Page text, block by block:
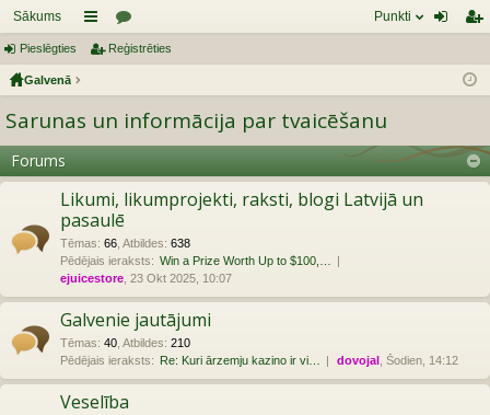
Sākums
aī
es
or
mi
Punkti
tie
s
ist
ie
s
Pieslēgties Reģistrēties
Galvenā
Sarunas un informācija par tvaicēšanu
Forums
Likumi, likumprojekti, raksti, blogi Latvijā un
pasaulē
Tēmas: 66 Atbildes: 638
Pēdējais ieraksts: Win a Prize Worth Up to $100,…
ejuicestore , 23 Okt 2025, 10:07
Galvenie jautājumi
Tēmas: 40 Atbildes: 210
Pēdējais ieraksts: Re: Kuri ārzemju kazino ir vi… dovojal , Šodien, 14:12
Veselība